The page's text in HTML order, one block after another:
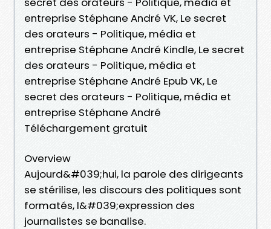
entreprise Stéphane André VK, Le secret
des orateurs - Politique, média et
entreprise Stéphane André Kindle, Le secret
des orateurs - Politique, média et
entreprise Stéphane André Epub VK, Le
secret des orateurs - Politique, média et
entreprise Stéphane André
Téléchargement gratuit
Overview
Aujourd&#039;hui, la parole des dirigeants
se stérilise, les discours des politiques sont
formatés, l&#039;expression des
journalistes se banalise.